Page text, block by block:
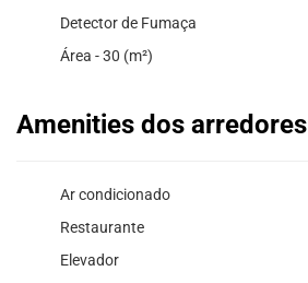
Detector de Fumaça
Área - 30 (m²)
Amenities dos arredores
Ar condicionado
Restaurante
Elevador